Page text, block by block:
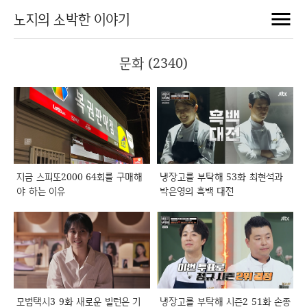
노지의 소박한 이야기
문화 (2340)
지금 스피또2000 64회를 구매해
야 하는 이유
냉장고를 부탁해 53화 최현석과
박은영의 흑백 대전
모범택시3 9화 새로운 빌런은 기 냉장고를 부탁해 시즌2 51화 손종